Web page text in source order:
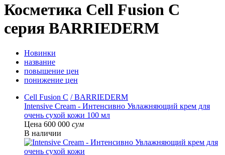
Косметика Cell Fusion C
серия BARRIEDERM
Новинки
название
повышение цен
понижение цен
Cell Fusion C / BARRIEDERM
Intensive Cream - Интенсивно Увлажняющий крем для
очень сухой кожи 100 мл
Цена 600 000 сум
В наличии